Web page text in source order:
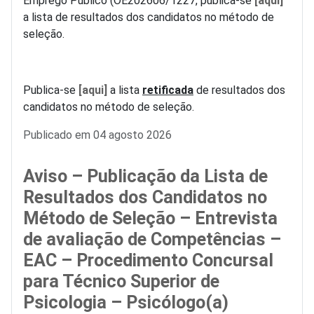
a lista de resultados dos candidatos no método de
seleção.
Publica-se [aqui] a lista retificada de resultados dos
candidatos no método de seleção.
Detalhes
Publicado em 04 agosto 2026
Aviso – Publicação da Lista de
Resultados dos Candidatos no
Método de Seleção – Entrevista
de avaliação de Competências –
EAC – Procedimento Concursal
para Técnico Superior de
Psicologia – Psicólogo(a)